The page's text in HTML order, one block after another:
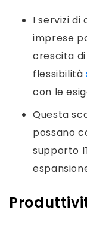
I servizi di
imprese
crescita di
flessibilità
con le
Questa
possano
supporto